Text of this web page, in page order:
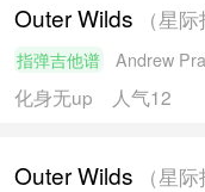
Outer Wilds （星际
指弹吉他谱 Andrew
化身无up 人气12
Outer Wilds （星